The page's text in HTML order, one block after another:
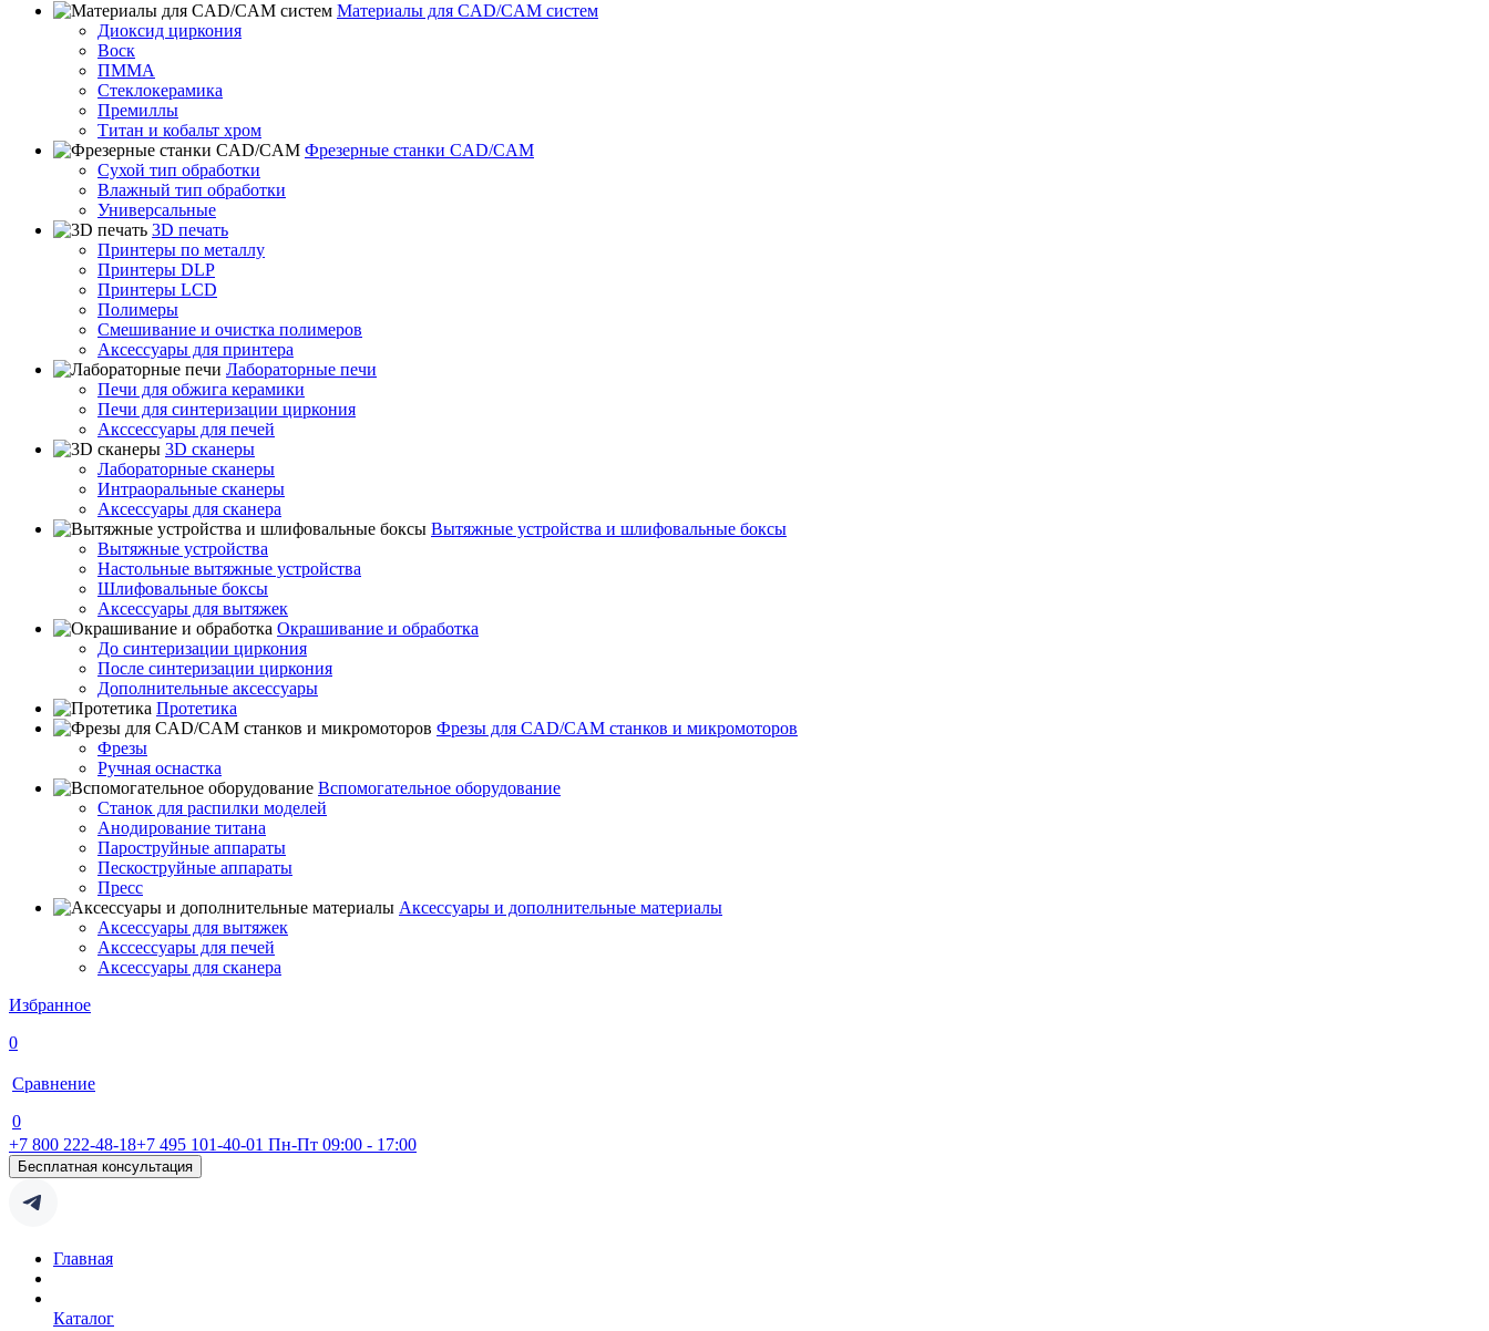
Материалы для CAD/CAM систем
Диоксид циркония
Воск
ПММА
Стеклокерамика
Премиллы
Титан и кобальт хром
Фрезерные станки CAD/CAM
Сухой тип обработки
Влажный тип обработки
Универсальные
3D печать
Принтеры по металлу
Принтеры DLP
Принтеры LCD
Полимеры
Смешивание и очистка полимеров
Аксессуары для принтера
Лабораторные печи
Печи для обжига керамики
Печи для синтеризации циркония
Акссессуары для печей
3D сканеры
Лабораторные сканеры
Интраоральные сканеры
Аксессуары для сканера
Вытяжные устройства и шлифовальные боксы
Вытяжные устройства
Настольные вытяжные устройства
Шлифовальные боксы
Аксессуары для вытяжек
Окрашивание и обработка
До синтеризации циркония
После синтеризации циркония
Дополнительные аксессуары
Протетика
Фрезы для CAD/CAM станков и микромоторов
Фрезы
Ручная оснастка
Вспомогательное оборудование
Станок для распилки моделей
Анодирование титана
Пароструйные аппараты
Пескоструйные аппараты
Пресс
Аксессуары и дополнительные материалы
Аксессуары для вытяжек
Акссессуары для печей
Аксессуары для сканера
Избранное
0
Сравнение
0
+7 800 222-48-18+7 495 101-40-01 Пн-Пт 09:00 - 17:00
Бесплатная консультация
Главная
Каталог